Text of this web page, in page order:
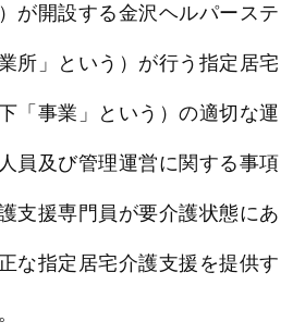
が開設する金沢ヘルパーステ
所」という）が行う指定居宅
「事業」という）の適切な運
員及び管理運営に関する事項
支援専門員が要介護状態にあ
な指定居宅介護支援を提供す